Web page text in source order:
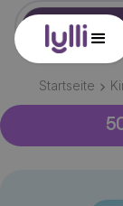
Konto
Startseite